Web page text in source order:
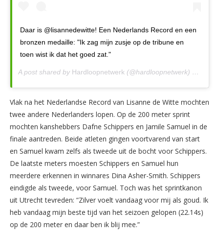
Daar is @lisannedewitte! Een Nederlands Record en een
bronzen medaille: "Ik zag mijn zusje op de tribune en
toen wist ik dat het goed zat."
A post shared by Hardloopnetwerk (@hardloopnetwerk) on
Vlak na het Nederlandse Record van Lisanne de Witte mochten
twee andere Nederlanders lopen. Op de 200 meter sprint
mochten kanshebbers Dafne Schippers en Jamile Samuel in de
finale aantreden. Beide atleten gingen voortvarend van start
en Samuel kwam zelfs als tweede uit de bocht voor Schippers.
De laatste meters moesten Schippers en Samuel hun
meerdere erkennen in winnares Dina Asher-Smith. Schippers
eindigde als tweede, voor Samuel. Toch was het sprintkanon
uit Utrecht tevreden: ”Zilver voelt vandaag voor mij als goud. Ik
heb vandaag mijn beste tijd van het seizoen gelopen (22.14s)
op de 200 meter en daar ben ik blij mee.”